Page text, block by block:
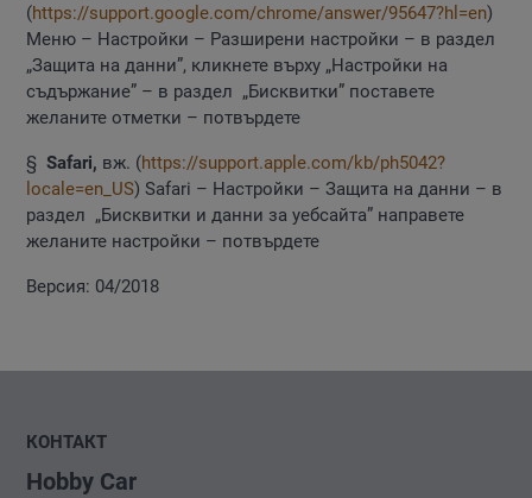
(https://support.google.com/chrome/answer/95647?hl=en)
Меню – Настройки – Разширени настройки – в раздел
„Защита на данни”, кликнете върху „Настройки на
съдържание” – в раздел „Бисквитки” поставете
желаните отметки – потвърдете
§Safari, вж. (https://support.apple.com/kb/ph5042?
locale=en_US) Safari – Настройки – Защита на данни – в
раздел „Бисквитки и данни за уебсайта” направете
желаните настройки – потвърдете
Версия: 04/2018
КОНТАКТ
Hobby Car